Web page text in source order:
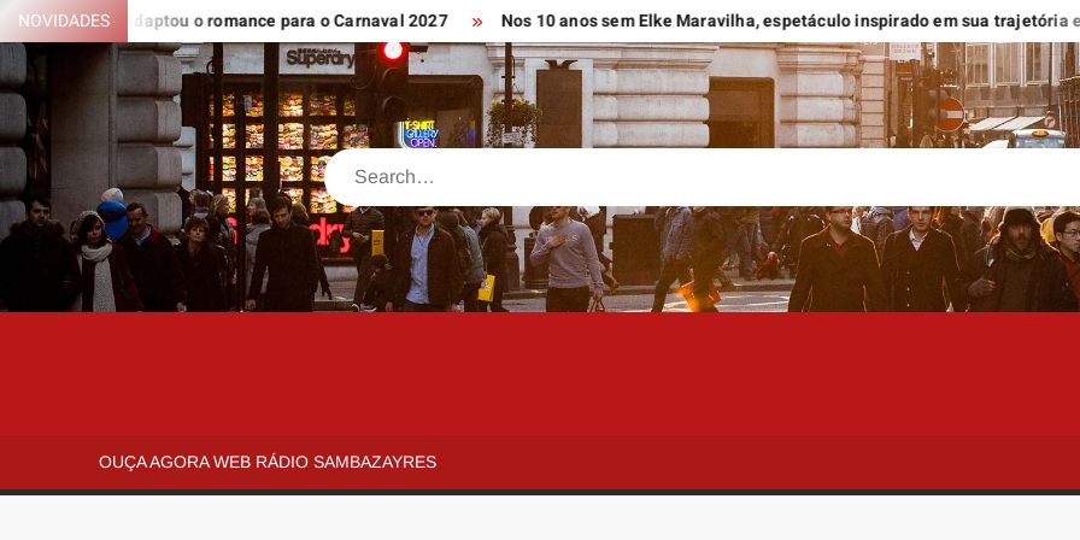
Skip
to
content
NOVIDADES
adaptou o romance para o Carnaval 2027 Nos 10 anos sem Elke Maravilha, espetáculo inspirado em sua trajetória estreia no
Search
OUÇA AGORA WEB RÁDIO SAMBAZAYRES